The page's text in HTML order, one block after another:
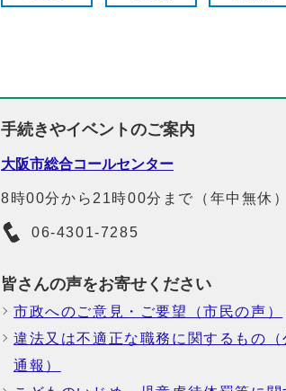
手続きやイベントのご案内
大阪市総合コールセンター
8時00分から21時00分まで（年中無休）
06-4301-7285
皆さんの声をお寄せください
市政へのご意見・ご要望（市民の声）
違法又は不適正な職務に関するもの（
通報）